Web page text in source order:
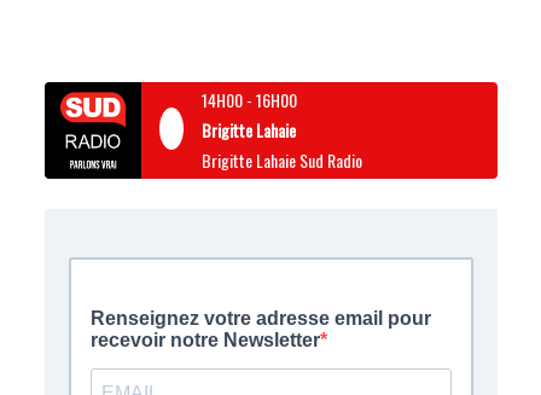
14H00-16H00
Brigitte Lahaie
Brigitte Lahaie Sud Radio